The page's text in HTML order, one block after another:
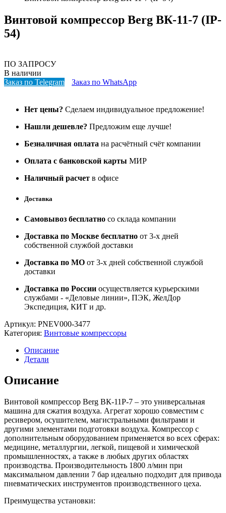
Винтовой компрессор Berg ВК-11-7 (IP-
54)
ПО ЗАПРОСУ
В наличии
Заказ по Telegram
Заказ по WhatsApp
Нет цены? Сделаем индивидуальное предложение!
Нашли дешевле? Предложим еще лучше!
Безналичная оплата на расчётный счёт компании
Оплата с банковской карты МИР
Наличный расчет в офисе
Доставка
Самовывоз бесплатно со склада компании
Доставка по Москве бесплатно от 3-х дней
собственной службой доставки
Доставка по МО от 3-х дней собственной службой
доставки
Доставка по России осуществляется курьерскими
службами - «Деловые линии», ПЭК, ЖелДор
Экспедиция, КИТ и др.
Артикул: PNEV000-3477
Категория: Винтовые компрессоры
Описание
Детали
Описание
Винтовой компрессор Berg ВК-11Р-7 – это универсальная
машина для сжатия воздуха. Агрегат хорошо совместим с
ресивером, осушителем, магистральными фильтрами и
другими элементами подготовки воздуха. Компрессор с
дополнительным оборудованием применяется во всех сферах:
медицине, металлургии, легкой, пищевой и химической
промышленностях, а также в любых других областях
производства. Производительность 1800 л/мин при
максимальном давлении 7 бар идеально подходит для привода
пневматических инструментов производственного цеха.
Преимущества установки: